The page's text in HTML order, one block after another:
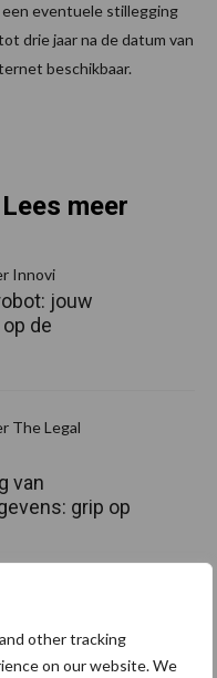
other tracking
on our website. We
eventuele stillegging
drie jaar na de datum van
beschikbaar.
meer
Innovi
jouw
de
The Legal
van
grip op
kent